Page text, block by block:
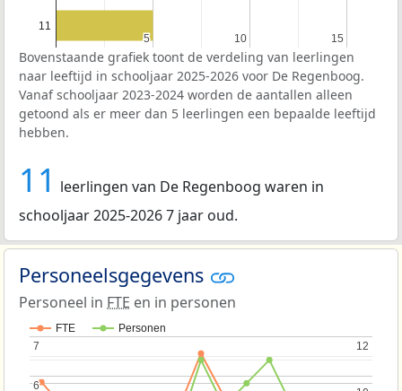
5
5 10
10 15
15
11
Bovenstaande grafiek toont de verdeling van leerlingen
naar leeftijd in schooljaar 2025-2026 voor De Regenboog.
Vanaf schooljaar 2023-2024 worden de aantallen alleen
getoond als er meer dan 5 leerlingen een bepaalde leeftijd
hebben.
11 leerlingen van De Regenboog waren in
schooljaar 2025-2026 7 jaar oud.
Personeelsgegevens
Personeel in FTE en in personen
FTE Personen
6
6
7
7 12
12